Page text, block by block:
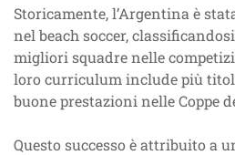
Storicamente, l’Argentina è
nel beach soccer,
migliori squadre nelle
loro curriculum include più
buone prestazioni nelle Coppe
Questo successo è attribuito a